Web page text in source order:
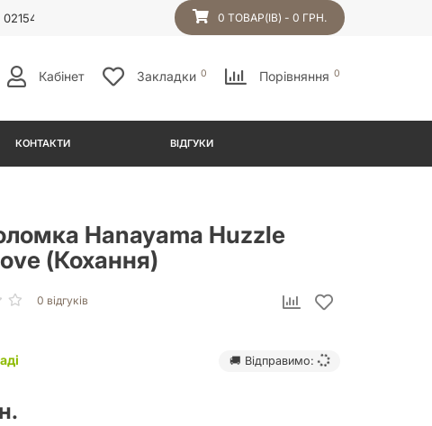
0 ТОВАР(ІВ) - 0 ГРН.
Кабінет Закладки 0 Порівняння 0
КОНТАКТИ ВІДГУКИ
Hanayama Huzzle
(Кохання)
0 відгуків
🚚 Відправимо: